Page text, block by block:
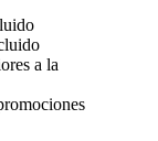
a la